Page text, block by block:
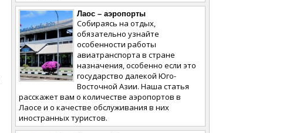
Лаос – аэропорты
Собираясь на отдых,
обязательно узнайте
особенности работы
авиатранспорта в стране
назначения, особенно если это
государство далекой Юго-
Восточной Азии. Наша статья
расскажет вам о количестве аэропортов в
Лаосе и о качестве обслуживания в них
иностранных туристов.